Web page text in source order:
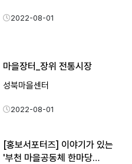
2022-08-01
마을장터_장위 전통시장
성북마을센터
2022-08-01
[홍보서포터즈] 이야기가 있는
'부천 마을공동체 한마당…